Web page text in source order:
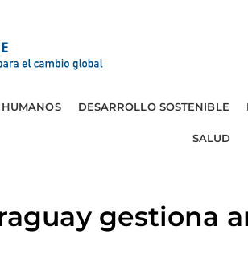
DESARROLLO SOSTENIBLE
SALUD
gestiona